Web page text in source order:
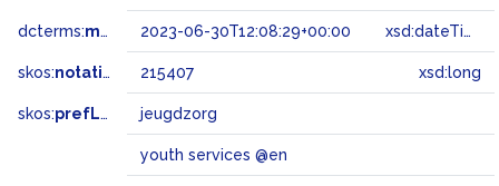
dcterms:modified 2023-06-30T12:08:29+00:00 xsd:dateTime
skos:notation 215407 xsd:long
skos:prefLabel jeugdzorg
youth services @en